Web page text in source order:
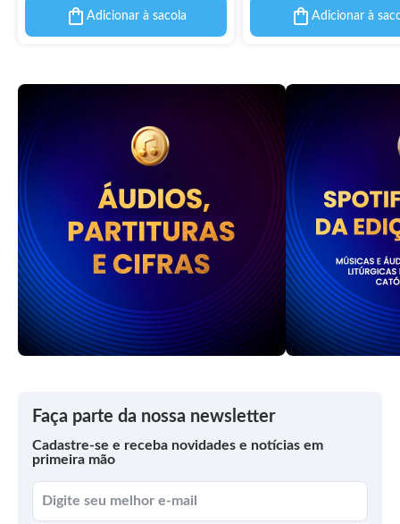
Adicionar à sacola Adicionar à
Faça parte da nossa newsletter
Cadastre-se e receba novidades e notícias em
primeira mão